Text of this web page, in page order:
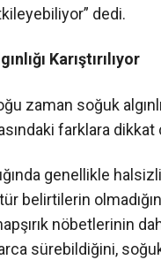
dedi.
Karıştırılıyor
zaman soğuk
farklara dikkat
genellikle
belirtilerin
nöbetlerinin
sürebildiğini,